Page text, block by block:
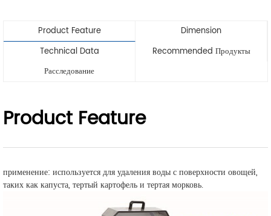
Product Feature
Dimension
Technical Data
Recommended Продукты
Расследование
Product Feature
применение: используется для удаления воды с поверхности овощей,
таких как капуста, тертый картофель и тертая морковь.